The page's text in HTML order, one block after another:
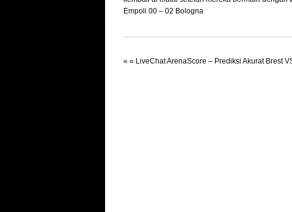
Empoli 00 – 02 Bologna
« « LiveChat ArenaScore – Prediksi Akurat Brest